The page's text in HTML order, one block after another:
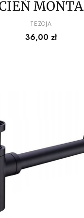
SZKLANYCH
UMYWALEK
PRODUCENT
TEZOJA
Cena
36,00 zł